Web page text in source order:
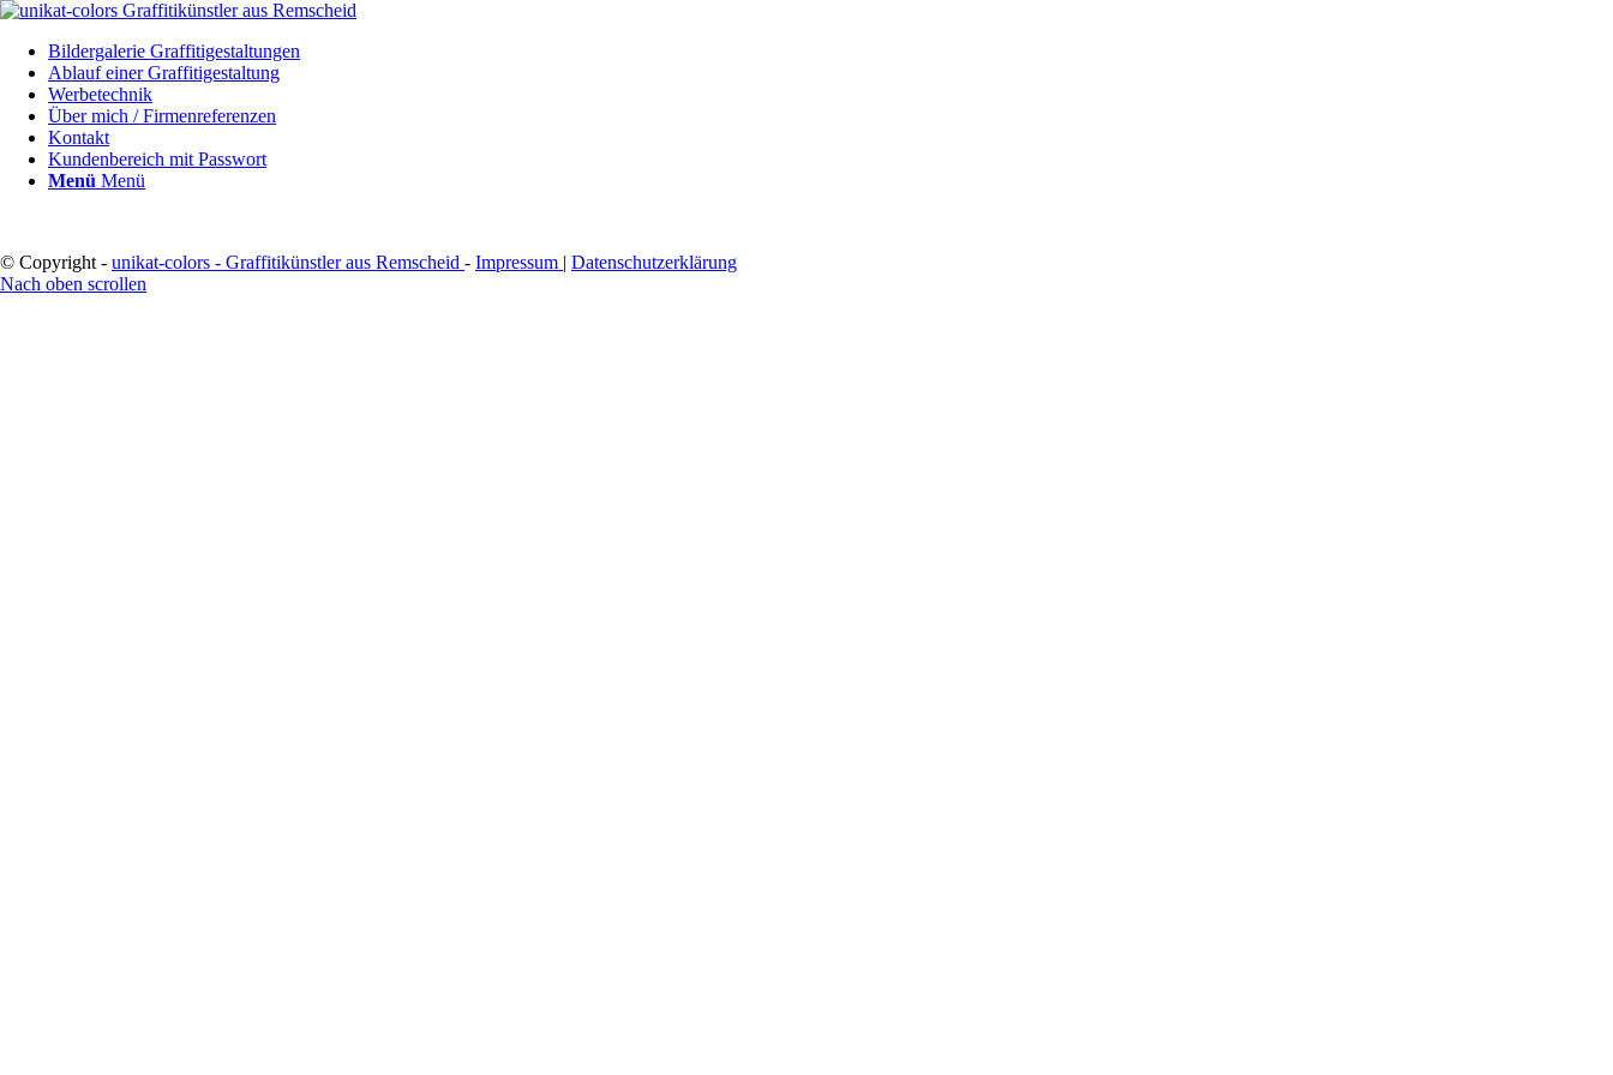
Bildergalerie Graffitigestaltungen
Ablauf einer Graffitigestaltung
Werbetechnik
Über mich / Firmenreferenzen
Kontakt
Kundenbereich mit Passwort
Menü Menü
© Copyright - unikat-colors - Graffitikünstler aus Remscheid - Impressum | Datenschutzerklärung
Nach oben scrollen